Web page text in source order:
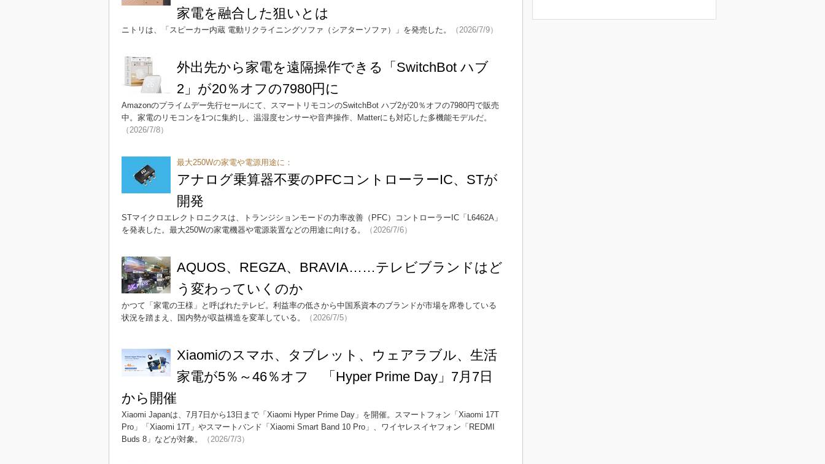
家電を融合した狙いとは
ニトリは、「スピーカー内蔵 電動リクライニングソファ（シアターソファ）」を発売した。 （2026/7/9）
外出先から家電を遠隔操作できる「SwitchBot ハブ
2」が20％オフの7980円に
Amazonのプライムデー先行セールにて、スマートリモコンのSwitchBot ハブ2が20％オフの7980円で販売
中。家電のリモコンを1つに集約し、温湿度センサーや音声操作、Matterにも対応した多機能モデルだ。
（2026/7/8）
最大250Wの家電や電源用途に：
アナログ乗算器不要のPFCコントローラーIC、STが
開発
STマイクロエレクトロニクスは、トランジションモードの力率改善（PFC）コントローラーIC「L6462A」
を発表した。最大250Wの家電機器や電源装置などの用途に向ける。
（2026/7/6）
AQUOS、REGZA、BRAVIA……テレビブランドはど
う変わっていくのか
かつて「家電の王様」と呼ばれたテレビ。利益率の低さから中国系資本のブランドが市場を席巻している
状況を踏まえ、国内勢が収益構造を変革している。
（2026/7/5）
Xiaomiのスマホ、タブレット、ウェアラブル、生活
家電が5％～46％オフ 「Hyper Prime Day」7月7日
から開催
Xiaomi Japanは、7月7日から13日まで「Xiaomi Hyper Prime Day」を開催。スマートフォン「Xiaomi 17T
Pro」「Xiaomi 17T」やスマートバンド「Xiaomi Smart Band 10 Pro」、ワイヤレスイヤフォン「REDMI
Buds 8」などが対象。
（2026/7/3）